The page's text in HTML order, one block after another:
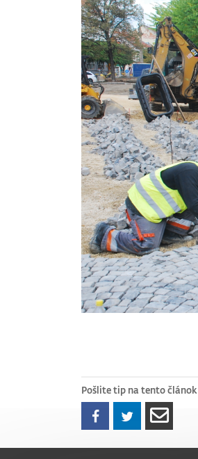
Pošlite tip na tento